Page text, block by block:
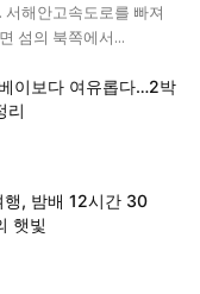
해안고속도로를 빠져
섬의 북쪽에서...
이보다 여유롭다…2박
리
행, 밤배 12시간 30
햇빛